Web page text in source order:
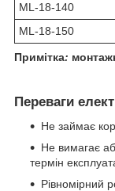
ML-18-140
ML-18-150
Примітка:
Переваги
Не займає
Не вимагає
термін
Рівномірний